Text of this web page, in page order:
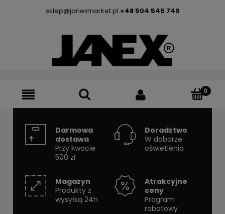
sklep@janexmarket.pl +48 504 545 749
Darmowa
dostawa
Przy kwocie
500 zł
Doradztwo
W doborze
oświetlenia
Magazyn
Produkty z
wysyłką 24h
Atrakcyjne
ceny
Program
rabatowy